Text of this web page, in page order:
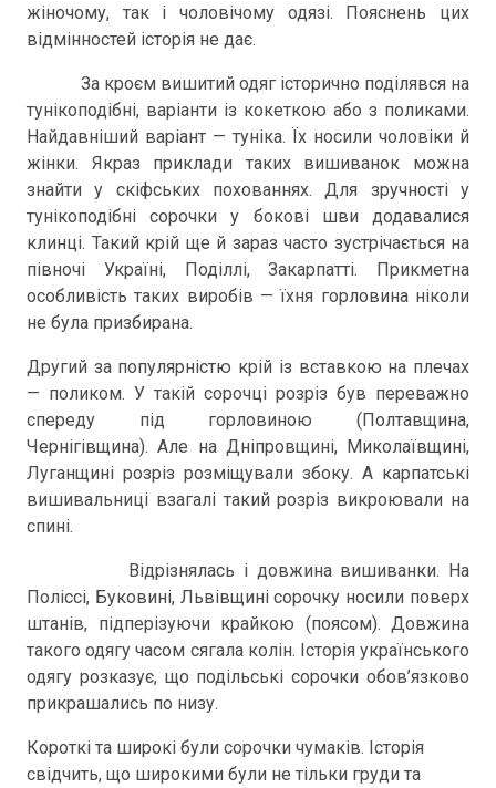
жіночому, так і чоловічому одязі. Пояснень цих
відмінностей історія не дає.
За кроєм вишитий одяг історично поділявся на
тунікоподібні, варіанти із кокеткою або з поликами.
Найдавніший варіант — туніка. Їх носили чоловіки й
жінки. Якраз приклади таких вишиванок можна
знайти у скіфських похованнях. Для зручності у
тунікоподібні сорочки у бокові шви додавалися
клинці. Такий крій ще й зараз часто зустрічається на
півночі Україні, Поділлі, Закарпатті. Прикметна
особливість таких виробів — їхня горловина ніколи
не була призбирана.
Другий за популярністю крій із вставкою на плечах
— поликом. У такій сорочці розріз був переважно
спереду під горловиною (Полтавщина,
Чернігівщина). Але на Дніпровщині, Миколаївщині,
Луганщині розріз розміщували збоку. А карпатські
вишивальниці взагалі такий розріз викроювали на
спині.
Відрізнялась і довжина вишиванки. На
Поліссі, Буковині, Львівщині сорочку носили поверх
штанів, підперізуючи крайкою (поясом). Довжина
такого одягу часом сягала колін. Історія українського
одягу розказує, що подільські сорочки обов’язково
прикрашались по низу.
Короткі та широкі були сорочки чумаків. Історія
свідчить, що широкими були не тільки груди та